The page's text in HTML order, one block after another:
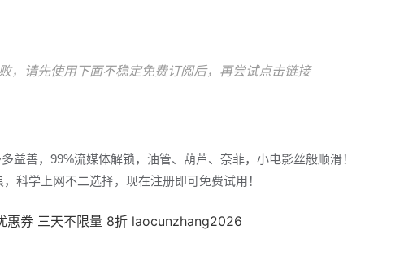
，请先使用下面不稳定免费订阅后，再尝试点击链接
益善，99%流媒体解锁，油管、葫芦、奈菲，小电影丝般顺滑！
科学上网不二选择，现在注册即可免费试用！
惠券 三天不限量 8折 laocunzhang2026